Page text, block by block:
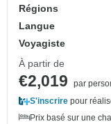
Régions
Langue
Voyagiste
À partir de
€2,019
par
S'inscrire pour
Prix basé sur une